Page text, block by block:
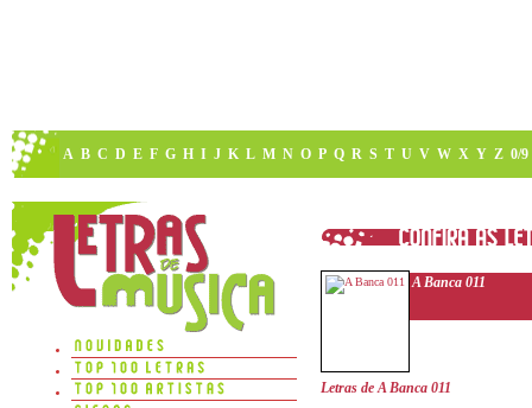
A B C D E F G H I J K L M N O P Q R S T U V W X Y Z 0/9
A Banca 011
Letras de A Banca 011